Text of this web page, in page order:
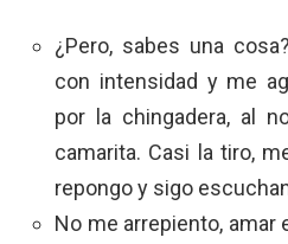
¿Pero, sabes una
con intensidad y me
por la chingadera, al
camarita. Casi la tiro,
repongo y sigo
No me arrepiento, amar